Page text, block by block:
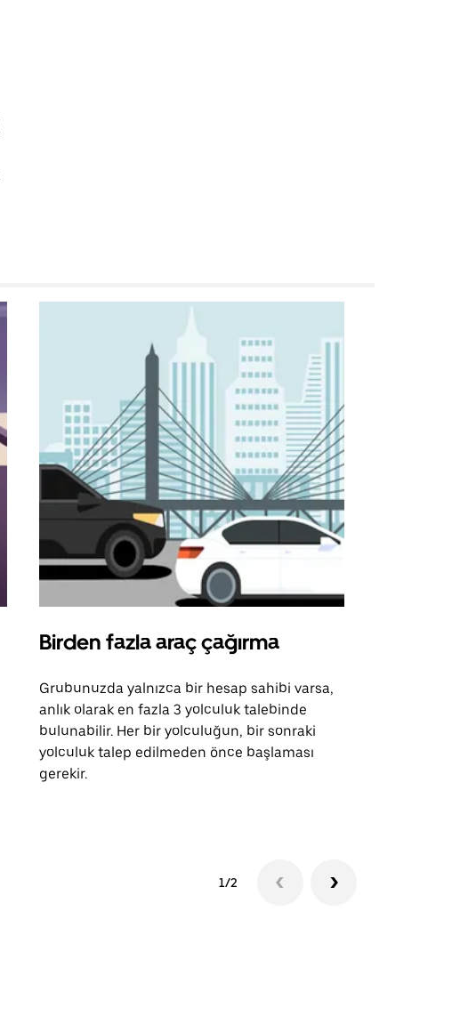
Birden fazla araç çağırma
Grubunuzda yalnızca bir hesap sahibi varsa,
anlık olarak en fazla 3 yolculuk talebinde
bulunabilir. Her bir yolculuğun, bir sonraki
yolculuk talep edilmeden önce başlaması
gerekir.
1/2